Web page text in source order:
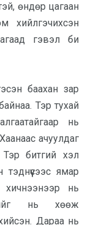
өндөр цагаан
хийлгэчихсэн
гэвэл би
баахан зар
Тэр тухай
нь
ачуулдаг
Тэр битгий хэл
ямар
хичнээнээр нь
нь хөөж
Дараа нь